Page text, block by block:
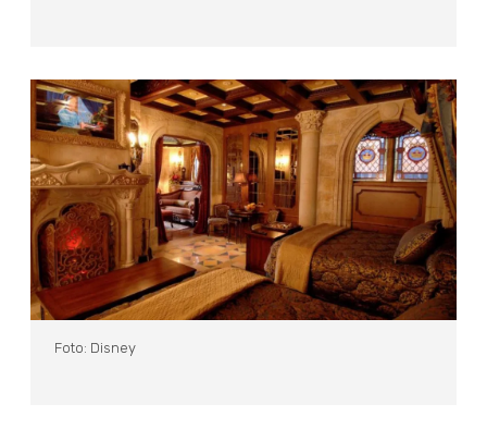
Foto: Disney